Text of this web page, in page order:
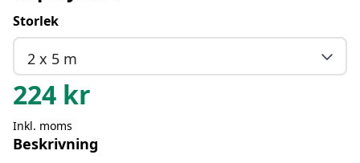
Storlek
2 x 5 m
224 kr
Inkl. moms
Beskrivning